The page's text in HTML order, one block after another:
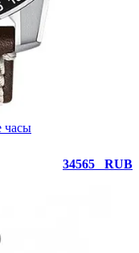
часы
34565 RUB